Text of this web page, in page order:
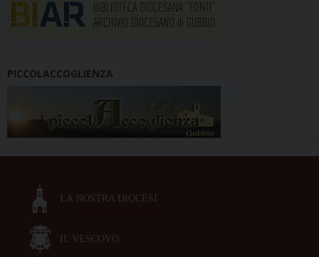
PICCOLACCOGLIENZA
LA NOSTRA DIOCESI
IL VESCOVO